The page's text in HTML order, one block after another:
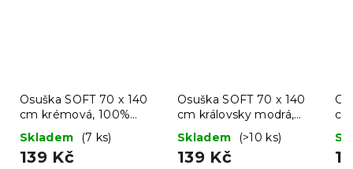
Osuška SOFT 70 x 140
cm krémová, 100%
bavlna
Skladem (7 ks)
139 Kč
Osuška SOFT 70 x 140
cm královsky modrá,
100% bavlna
Skladem (>10 ks)
139 Kč